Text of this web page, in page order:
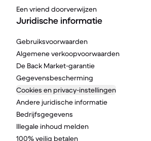
Een vriend doorverwijzen
Juridische informatie
Gebruiksvoorwaarden
Algemene verkoopvoorwaarden
De Back Market-garantie
Gegevensbescherming
Cookies en privacy-instellingen
Andere juridische informatie
Bedrijfsgegevens
Illegale inhoud melden
100% veilig betalen